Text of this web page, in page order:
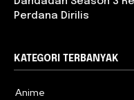
Perdana Dirilis
KATEGORI TERBANYAK
Anime